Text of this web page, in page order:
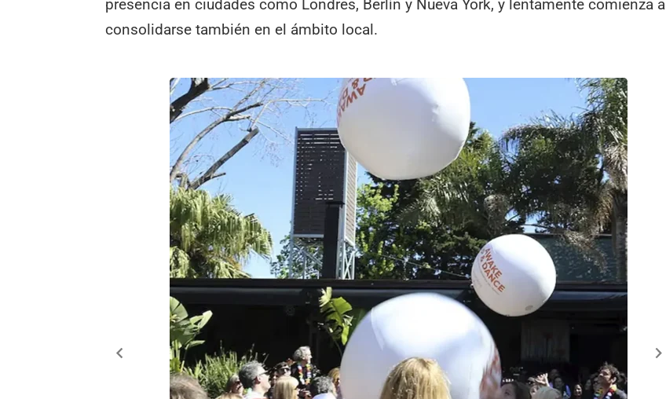
presencia en ciudades como Londres, Berlín y Nueva York, y lentamente comienza a
consolidarse también en el ámbito local.